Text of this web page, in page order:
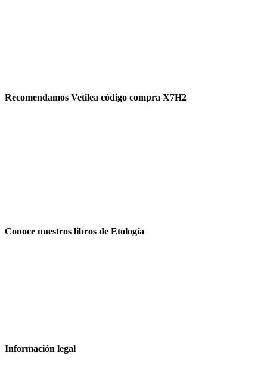
Recomendamos Vetilea código compra X7H2
Conoce nuestros libros de Etología
Información legal